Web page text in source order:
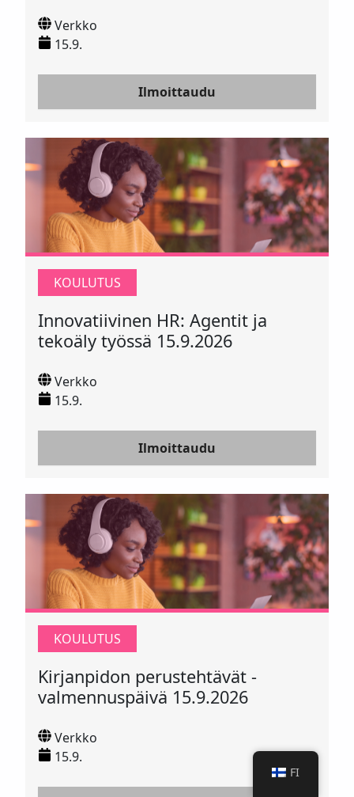
Verkko
15.9.
Ilmoittaudu
KOULUTUS
Innovatiivinen HR: Agentit ja
tekoäly työssä 15.9.2026
Verkko
15.9.
Ilmoittaudu
KOULUTUS
Kirjanpidon perustehtävät -
valmennuspäivä 15.9.2026
Verkko
15.9.
FI